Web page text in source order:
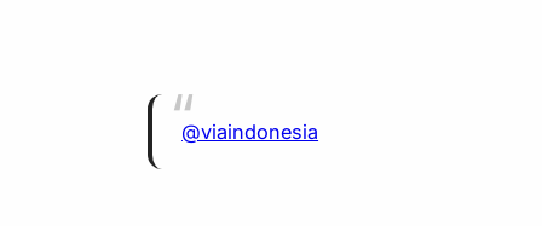
@viaindonesia